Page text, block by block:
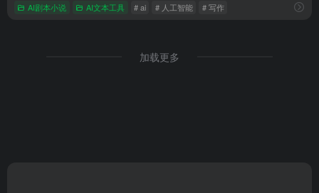
AI剧本小说 AI文本工具 # ai # 人工智能 # 写作
加载更多